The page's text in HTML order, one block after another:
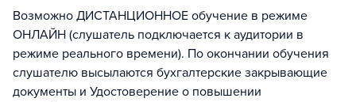
Возможно ДИСТАНЦИОННОЕ обучение в режиме
ОНЛАЙН (слушатель подключается к аудитории в
режиме реального времени). По окончании обучения
слушателю высылаются бухгалтерские закрывающие
документы и Удостоверение о повышении